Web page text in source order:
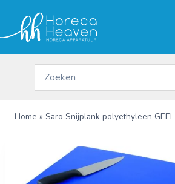
inhoud
Home » Saro Snijplank polyethyleen GEEL